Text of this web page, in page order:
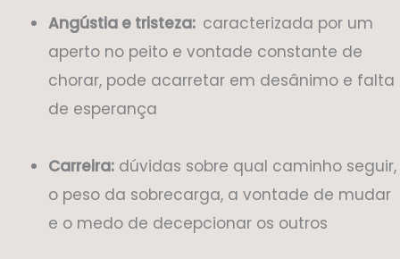
Angústia e tristeza: caracterizada por um
aperto no peito e vontade constante de
chorar, pode acarretar em desânimo e falta
de esperança
Carreira: dúvidas sobre qual caminho seguir,
o peso da sobrecarga, a vontade de mudar
e o medo de decepcionar os outros